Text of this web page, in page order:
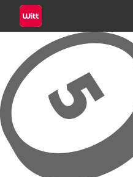
Přeskočit na hlavní obsah